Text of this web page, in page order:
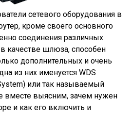
сетевого оборудования в
кроме своего основного
соединения различных
качестве шлюза, способен
дополнительных и очень
из них именуется WDS
или так называемый
вместе выясним, зачем нужен
и как его включить и